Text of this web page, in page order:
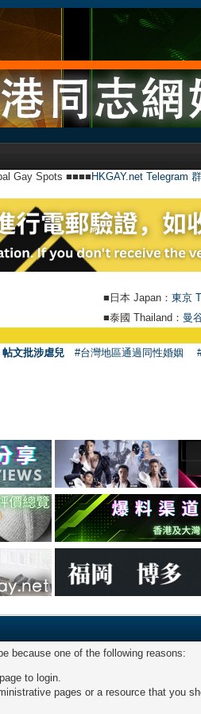
Gay Spots ■■■■ HKGAY.net Telegram
■日本 Japan： 東京
■泰國 Thailand： 曼
文批涉虐兒 #台灣地區通過同性婚姻
because one of the following reasons:
to login.
pages or a resource that you